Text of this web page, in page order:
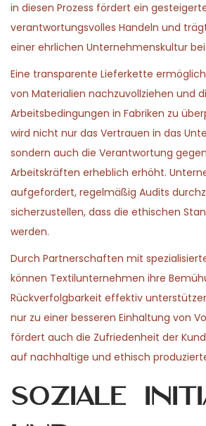
in diesen Prozess fördert ein
verantwortungsvolles Handeln und
einer ehrlichen Unternehmenskultur bei.
Eine transparente Lieferkette
von Materialien nachzuvollziehen und
Arbeitsbedingungen in Fabriken zu
wird nicht nur das Vertrauen in das
sondern auch die Verantwortung
Arbeitskräften erheblich erhöht.
aufgefordert, regelmäßig Audits
sicherzustellen, dass die ethischen
werden.
Durch Partnerschaften mit
können Textilunternehmen ihre
Rückverfolgbarkeit effektiv
nur zu einer besseren Einhaltung von
fördert auch die Zufriedenheit der
auf nachhaltige und ethisch
Soziale